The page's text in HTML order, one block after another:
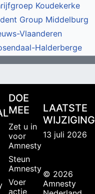
Koudekerke
Group Middelburg
Vlaanderen
Halderberge
DOE
MEE
Zet u in
voor
Amnesty
Steun
Amnesty
Voer
actie
LAATSTE
WIJZIGING
13 juli 2026
© 2026
Amnesty